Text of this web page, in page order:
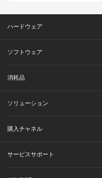
ハードウェア
ソフトウェア
消耗品
ソリューション​
購入チャネル
サービスサポート